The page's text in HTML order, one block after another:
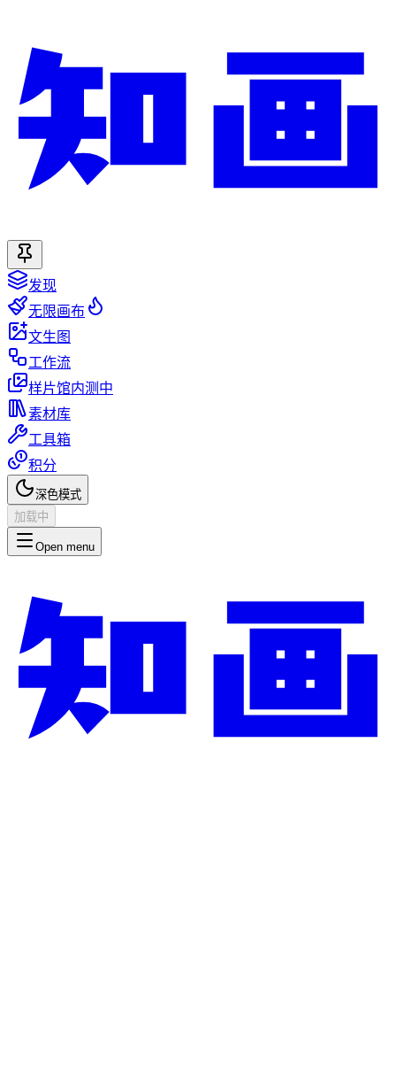
发现
无限画布
文生图
工作流
样片馆内测中
素材库
工具箱
积分
深色模式
加载中
Open menu